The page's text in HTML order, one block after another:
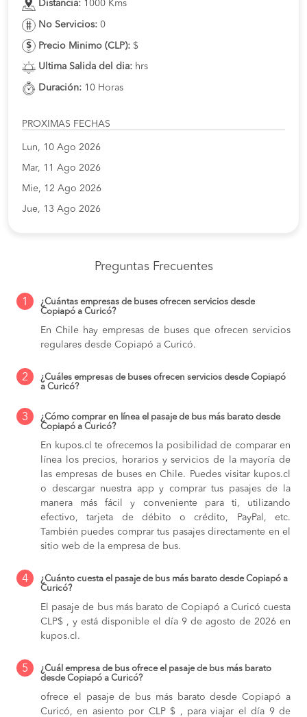
Distancia: 1000 Kms
No Servicios: 0
Precio Minimo (CLP): $
Ultima Salida del dia: hrs
Duración: 10 Horas
PROXIMAS FECHAS
Lun, 10 Ago 2026
Mar, 11 Ago 2026
Mie, 12 Ago 2026
Jue, 13 Ago 2026
Preguntas Frecuentes
1
¿Cuántas empresas de buses ofrecen servicios desde
Copiapó a Curicó?
En Chile hay empresas de buses que ofrecen servicios
regulares desde Copiapó a Curicó.
2
¿Cuáles empresas de buses ofrecen servicios desde Copiapó
a Curicó?
3
¿Cómo comprar en línea el pasaje de bus más barato desde
Copiapó a Curicó?
En kupos.cl te ofrecemos la posibilidad de comparar en
línea los precios, horarios y servicios de la mayoría de
las empresas de buses en Chile. Puedes visitar kupos.cl
o descargar nuestra app y comprar tus pasajes de la
manera más fácil y conveniente para ti, utilizando
efectivo, tarjeta de débito o crédito, PayPal, etc.
También puedes comprar tus pasajes directamente en el
sitio web de la empresa de bus.
4
¿Cuánto cuesta el pasaje de bus más barato desde Copiapó a
Curicó?
El pasaje de bus más barato de Copiapó a Curicó cuesta
CLP$ , y está disponible el día 9 de agosto de 2026 en
kupos.cl.
5
¿Cuál empresa de bus ofrece el pasaje de bus más barato
desde Copiapó a Curicó?
ofrece el pasaje de bus más barato desde Copiapó a
Curicó, en asiento por CLP $ , para viajar el día 9 de